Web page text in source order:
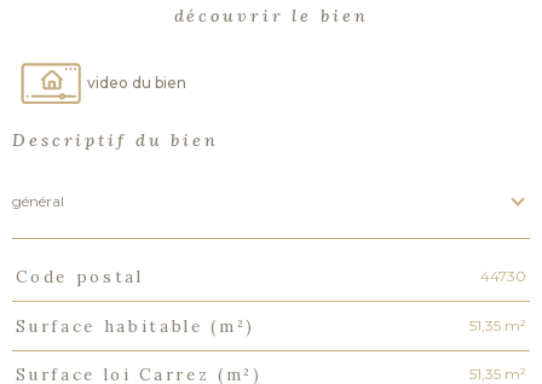
découvrir le bien
video du bien
Descriptif du bien
général
TRAD_PAMPERO_Caracteristique
Code postal 44730
Surface habitable (m²) 51,35 m²
Surface loi Carrez (m²) 51,35 m²